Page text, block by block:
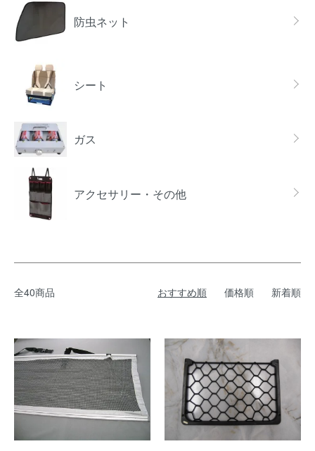
防虫ネット
シート
ガス
アクセサリー・その他
全40商品 おすすめ順 価格順 新着順